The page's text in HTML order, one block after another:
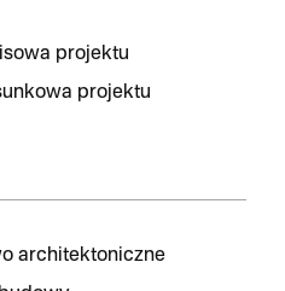
projektu
projektu
architektoniczne